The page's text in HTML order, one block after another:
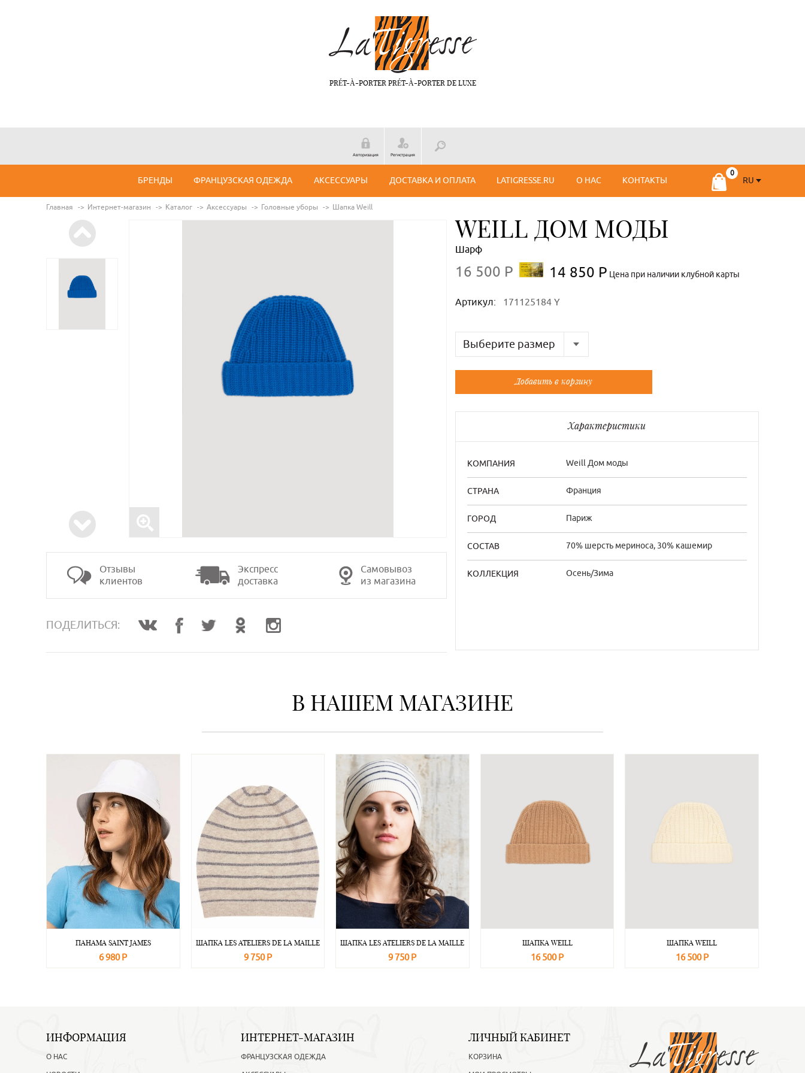
PRÉT-À-PORTER PRÉT-À-PORTER DE LUXE
Авторизация Регистрация
RU
БРЕНДЫ ФРАНЦУЗСКАЯ ОДЕЖДА АКСЕССУАРЫ ДОСТАВКА И ОПЛАТА LATIGRESSE.RU О НАС КОНТАКТЫ
Главная Интернет-магазин Каталог Аксессуары Головные уборы Шапка Weill
Отзывы
клиентов
Экспресс
доставка
Самовывоз
из магазина
ПОДЕЛИТЬСЯ: >
WEILL ДОМ МОДЫ
Шарф
16 500 Р 14 850 Р Цена при наличии клубной карты
Артикул: 171125184 Y
Выберите размер
Русский
Французский
Универсальный
Универсальный
Универсальный
Универсальный
Добавить в корзину
Характеристики
КОМПАНИЯ Weill Дом моды
СТРАНА Франция
ГОРОД Париж
СОСТАВ 70% шерсть мериноса, 30% кашемир
КОЛЛЕКЦИЯ Осень/Зима
В НАШЕМ МАГАЗИНЕ
ПАНАМА SAINT JAMES
6 980 Р
ШАПКА LES ATELIERS DE LA MAILLE
9 750 Р
ШАПКА LES ATELIERS DE LA MAILLE
9 750 Р
ШАПКА WEILL
16 500 Р
ШАПКА WEILL
16 500 Р
ИНФОРМАЦИЯ
О НАС
ИНТЕРНЕТ-МАГАЗИН
ФРАНЦУЗСКАЯ ОДЕЖДА
ЛИЧНЫЙ КАБИНЕТ
КОРЗИНА